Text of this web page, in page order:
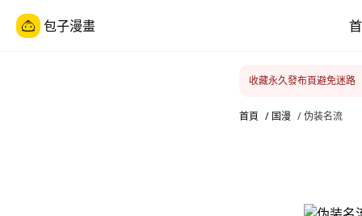
包子漫畫
收藏永久發布頁避免迷路
首頁 / 国漫 / 伪装名流